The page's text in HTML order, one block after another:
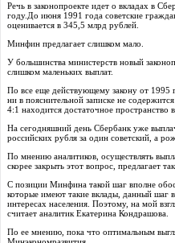
Речь в законопроекте идет о вкладах в
году.До июня 1991 года советские
оценивается в 345,5 млрд рублей.
Минфин предлагает слишком мало.
У большинства министерств новый
слишком маленьких выплат.
По все еще действующему закону от 1995
ни в пояснительной записке не
4:1 находится достаточное
На сегодняшний день Сбербанк уже
российских рубля за один советский, а
По мнению аналитиков, осуществлять
скорее закрыть этот вопрос, предлагает
С позиции Минфина такой шаг вполне
которые имеют такие вклады, данный шаг
интересах населения. Поэтому, на мой
считает аналитик Екатерина Кондрашова.
По ее мнению, пока что оптимальным